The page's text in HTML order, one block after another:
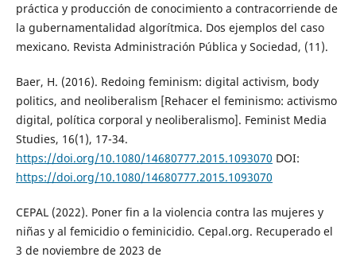
práctica y producción de conocimiento a contracorriende de
la gubernamentalidad algorítmica. Dos ejemplos del caso
mexicano. Revista Administración Pública y Sociedad, (11).
Baer, H. (2016). Redoing feminism: digital activism, body
politics, and neoliberalism [Rehacer el feminismo: activismo
digital, política corporal y neoliberalismo]. Feminist Media
Studies, 16(1), 17-34.
https://doi.org/10.1080/14680777.2015.1093070 DOI:
https://doi.org/10.1080/14680777.2015.1093070
CEPAL (2022). Poner fin a la violencia contra las mujeres y
niñas y al femicidio o feminicidio. Cepal.org. Recuperado el
3 de noviembre de 2023 de